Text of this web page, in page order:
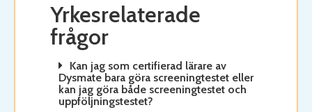
Yrkesrelaterade
frågor
Kan jag som certifierad lärare av
Dysmate bara göra screeningtestet eller
kan jag göra både screeningtestet och
uppföljningstestet?